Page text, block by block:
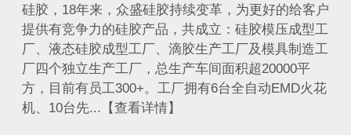
硅胶，18年来，众盛硅胶持续变革，为更好的给客户
提供有竞争力的硅胶产品，共成立：硅胶模压成型工
厂、液态硅胶成型工厂、滴胶生产工厂及模具制造工
厂四个独立生产工厂，总生产车间面积超20000平
方，目前有员工300+。工厂拥有6台全自动EMD火花
机、10台先...【查看详情】